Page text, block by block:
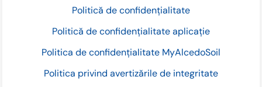
Politică de confidențialitate
Politică de confidențialitate aplicație
Politica de confidențialitate MyAlcedoSoil
Politica privind avertizările de integritate